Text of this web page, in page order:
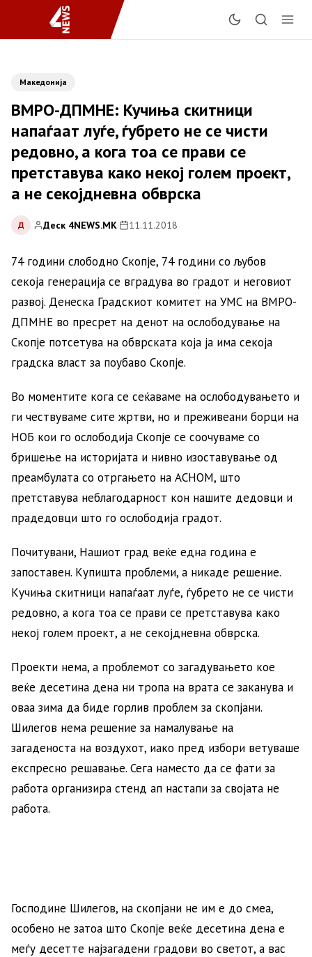
Македонија
ВМРО-ДПМНЕ: Кучиња скитници
напаѓаат луѓе, ѓубрето не се чисти
редовно, а кога тоа се прави се
претставува како некој голем проект,
а не секојдневна обврска
Д Деск 4NEWS.MK| 11.11.2018
74 години слободно Скопје, 74 години со љубов
секоја генерација се вградува во градот и неговиот
развој. Денеска Градскиот комитет на УМС на ВМРО-
ДПМНЕ во пресрет на денот на ослободување на
Скопје потсетува на обврската која ја има секоја
градска власт за поубаво Скопје.
Во моментите кога се сеќаваме на ослободувањето и
ги чествуваме сите жртви, но и преживеани борци на
НОБ кои го ослободија Скопје се соочуваме со
бришење на историјата и нивно изоставување од
преамбулата со отргањето на АСНОМ, што
претставува неблагодарност кон нашите дедовци и
прадедовци што го ослободија градот.
Почитувани, Нашиот град веќе една година е
запоставен. Купишта проблеми, а никаде решение.
Кучиња скитници напаѓаат луѓе, ѓубрето не се чисти
редовно, а кога тоа се прави се претставува како
некој голем проект, а не секојдневна обврска.
Проекти нема, а проблемот со загадувањето кое
веќе десетина дена ни тропа на врата се заканува и
оваа зима да биде горлив проблем за скопјани.
Шилегов нема решение за намалување на
загаденоста на воздухот, иако пред избори ветуваше
експресно решавање. Сега наместо да се фати за
работа организира стенд ап настапи за својата не
работа.
Господине Шилегов, на скопјани не им е до смеа,
особено не затоа што Скопје веќе десетина дена е
меѓу десетте најзагадени градови во светот, а вас